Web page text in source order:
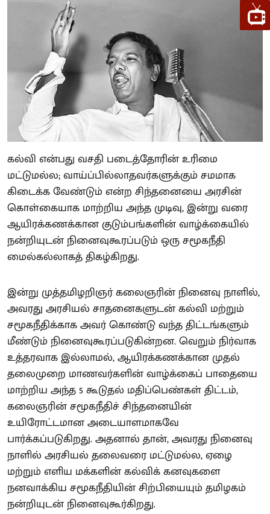
கல்வி என்பது வசதி படைத்தோரின் உரிமை
மட்டுமல்ல; வாய்ப்பில்லாதவர்களுக்கும் சமமாக
கிடைக்க வேண்டும் என்ற சிந்தனையை அரசின்
கொள்கையாக மாற்றிய அந்த முடிவு, இன்று வரை
ஆயிரக்கணக்கான குடும்பங்களின் வாழ்க்கையில்
நன்றியுடன் நினைவுகூரப்படும் ஒரு சமூகநீதி
மைல்கல்லாகத் திகழ்கிறது.
இன்று முத்தமிழறிஞர் கலைஞரின் நினைவு நாளில்,
அவரது அரசியல் சாதனைகளுடன் கல்வி மற்றும்
சமூகநீதிக்காக அவர் கொண்டு வந்த திட்டங்களும்
மீண்டும் நினைவுகூரப்படுகின்றன. வெறும் நிர்வாக
உத்தரவாக இல்லாமல், ஆயிரக்கணக்கான முதல்
தலைமுறை மாணவர்களின் வாழ்க்கைப் பாதையை
மாற்றிய அந்த 5 கூடுதல் மதிப்பெண்கள் திட்டம்,
கலைஞரின் சமூகநீதிச் சிந்தனையின்
உயிரோட்டமான அடையாளமாகவே
பார்க்கப்படுகிறது. அதனால் தான், அவரது நினைவு
நாளில் அரசியல் தலைவரை மட்டுமல்ல, ஏழை
மற்றும் எளிய மக்களின் கல்விக் கனவுகளை
நனவாக்கிய சமூகநீதியின் சிற்பியையும் தமிழகம்
நன்றியுடன் நினைவுகூர்கிறது.